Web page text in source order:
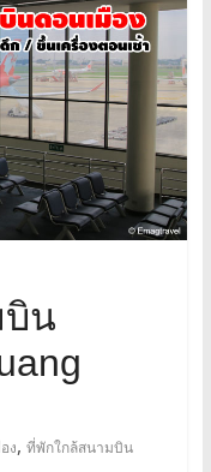
บิน
ง, ที่พักใกล้สนามบิน